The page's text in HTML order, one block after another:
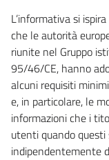
L’informativa si
che le autorità
riunite nel Gruppo
95/46/CE, hanno
alcuni requisiti
e, in particolare, le
informazioni che i
utenti quando questi
indipendentemente